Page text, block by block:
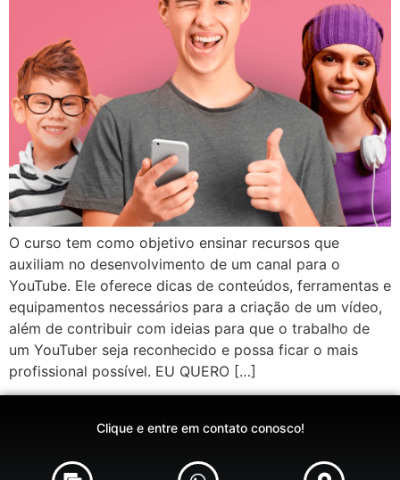
O curso tem como objetivo ensinar recursos que
auxiliam no desenvolvimento de um canal para o
YouTube. Ele oferece dicas de conteúdos, ferramentas e
equipamentos necessários para a criação de um vídeo,
além de contribuir com ideias para que o trabalho de
um YouTuber seja reconhecido e possa ficar o mais
profissional possível. EU QUERO […]
Clique e entre em contato conosco!